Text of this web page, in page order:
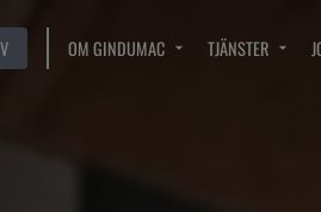
OM GINDUMAC TJÄNSTER